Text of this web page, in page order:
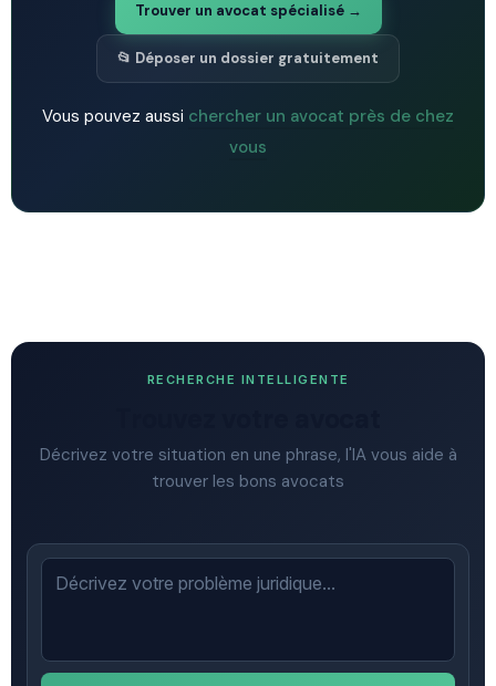
Trouver un avocat spécialisé →
📂 Déposer un dossier gratuitement
Vous pouvez aussi chercher un avocat près de chez
vous
RECHERCHE INTELLIGENTE
Décrivez votre situation en une phrase, l'IA vous aide à
trouver les bons avocats